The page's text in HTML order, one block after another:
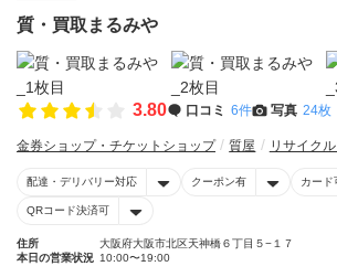
質・買取まるみや
3.80 口コミ 6件 写真 24枚
金券ショップ・チケットショップ 質屋 リサイク
配達・デリバリー対応 クーポン有 カード
QRコード決済可
住所
大阪府大阪市北区天神橋６丁目５−１７
本日の営業状況 10:00〜19:00